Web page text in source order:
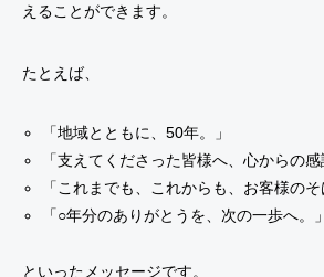
えることができます。
たとえば、
「地域とともに、50年。」
「支えてくださった皆様へ、心からの感
「これまでも、これからも、お客様のそ
「○年分のありがとうを、次の一歩へ。」
といったメッセージです。